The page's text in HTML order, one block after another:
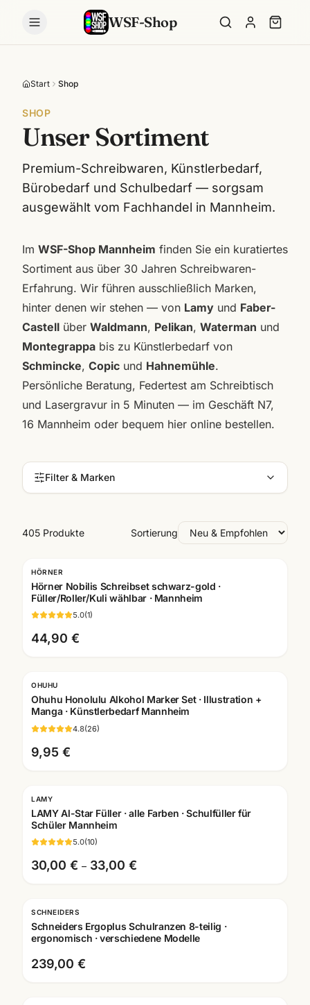
WSF-Shop
Start Shop
SHOP
Unser Sortiment
Premium-Schreibwaren, Künstlerbedarf,
Bürobedarf und Schulbedarf — sorgsam
ausgewählt vom Fachhandel in Mannheim.
Im WSF-Shop Mannheim finden Sie ein kuratiertes
Sortiment aus über 30 Jahren Schreibwaren-
Erfahrung. Wir führen ausschließlich Marken,
hinter denen wir stehen — von Lamy und Faber-
Castell über Waldmann, Pelikan, Waterman und
Montegrappa bis zu Künstlerbedarf von
Schmincke, Copic und Hahnemühle.
Persönliche Beratung, Federtest am Schreibtisch
und Lasergravur in 5 Minuten — im Geschäft N7,
16 Mannheim oder bequem hier online bestellen.
Filter & Marken
405 Produkte Sortierung
Gratis Gravur
HÖRNER
Hörner Nobilis Schreibset schwarz-gold ·
Füller/Roller/Kuli wählbar · Mannheim
5.0(1)
44,90 €
OHUHU
Ohuhu Honolulu Alkohol Marker Set · Illustration +
Manga · Künstlerbedarf Mannheim
4.8(26)
9,95 €
Gratis Gravur
LAMY
LAMY Al-Star Füller · alle Farben · Schulfüller für
Schüler Mannheim
5.0(10)
30,00 € – 33,00 €
SCHNEIDERS
Schneiders Ergoplus Schulranzen 8-teilig ·
ergonomisch · verschiedene Modelle
239,00 €